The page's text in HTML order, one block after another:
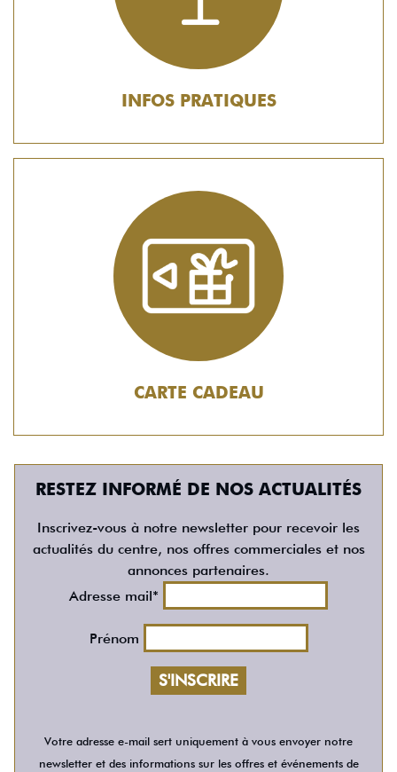
INFOS PRATIQUES
CARTE CADEAU
RESTEZ INFORMÉ DE NOS ACTUALITÉS
Inscrivez-vous à notre newsletter pour recevoir les
actualités du centre, nos offres commerciales et nos
annonces partenaires.
Adresse mail*
Prénom
Votre adresse e-mail sert uniquement à vous envoyer notre
newsletter et des informations sur les offres et événements de